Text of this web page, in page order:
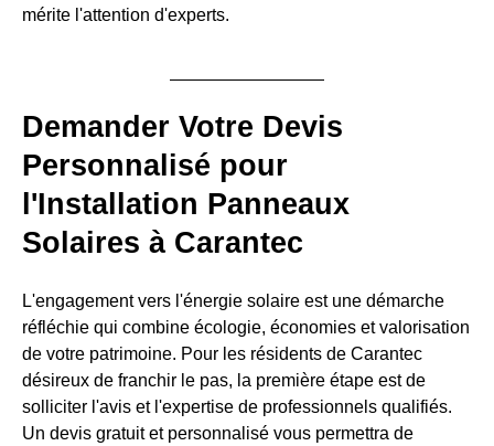
mérite l'attention d'experts.
Demander Votre Devis
Personnalisé pour
l'Installation Panneaux
Solaires à Carantec
L'engagement vers l'énergie solaire est une démarche
réfléchie qui combine écologie, économies et valorisation
de votre patrimoine. Pour les résidents de Carantec
désireux de franchir le pas, la première étape est de
solliciter l'avis et l'expertise de professionnels qualifiés.
Un devis gratuit et personnalisé vous permettra de